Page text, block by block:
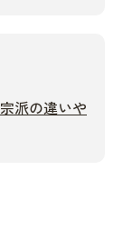
派の違いや